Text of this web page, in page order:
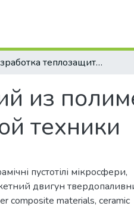
Разработка теплозащитных покрытий из полимерных композитов для ракетно-космической техники
из
техники
пустотілі мікросфери,
двигун
composite materials, ceramic